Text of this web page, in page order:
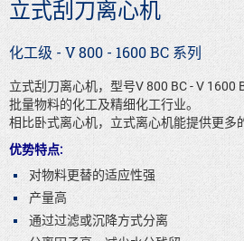
立式刮刀离心机
化工级 - V 800 - 1600 BC 系列
立式刮刀离心机，型号V 800 BC - V 1600
批量物料的化工及精细化工行业。
相比卧式离心机，立式离心机能提供更多
优势特点:
对物料更替的适应性强
产量高
通过过滤或沉降方式分离